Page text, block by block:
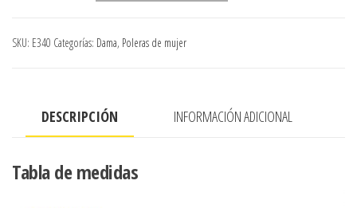
CON
cantidad
SKU: E340 Categorías: Dama, Poleras de mujer
DESCRIPCIÓN INFORMACIÓN ADICIONAL
Tabla de medidas